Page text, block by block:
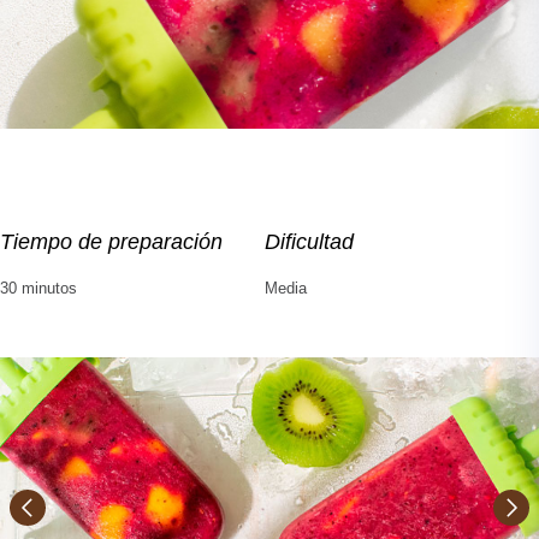
Tiempo de preparación
30 minutos
Dificultad
Media